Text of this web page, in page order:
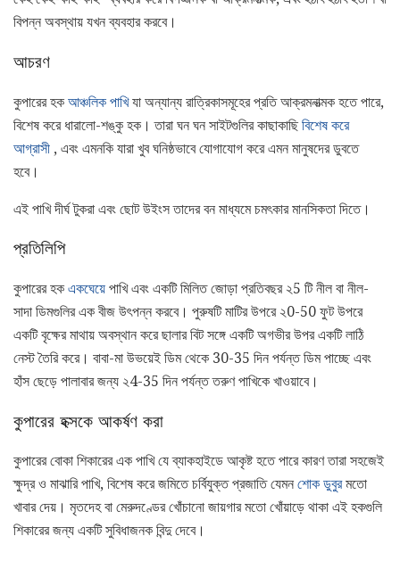
বিপন্ন অবস্থায় যখন ব্যবহার করবে।
আচরণ
কুপারের হক আঞ্চলিক পাখিযা অন্যান্য রাত্রিকাসমূহের প্রতি আক্রমনাত্মক হতে পারে,
বিশেষ করে ধারালো-শঙ্কু হক। তারা ঘন ঘন সাইটগুলির কাছাকাছিবিশেষ করে
আগ্রাসী , এবং এমনকি যারা খুব ঘনিষ্ঠভাবে যোগাযোগ করে এমন মানুষদের ডুবতে
হবে।
এই পাখি দীর্ঘ টুকরা এবং ছোট উইংস তাদের বন মাধ্যমে চমৎকার মানসিকতা দিতে।
প্রতিলিপি
কুপারের হক একঘেয়ে পাখি এবং একটি মিলিত জোড়া প্রতিবছর ২5 টি নীল বা নীল-
সাদা ডিমগুলির এক বীজ উৎপন্ন করবে। পুরুষটি মাটির উপরে ২0-50 ফুট উপরে
একটি বৃক্ষের মাথায় অবস্থান করে ছালার বিট সঙ্গে একটি অগভীর উপর একটি লাঠি
নেস্ট তৈরি করে। বাবা-মা উভয়েই ডিম থেকে 30-35 দিন পর্যন্ত ডিম পাচ্ছে এবং
হাঁস ছেড়ে পালাবার জন্য ২4-35 দিন পর্যন্ত তরুণ পাখিকে খাওয়াবে।
কুপারের হক্সকে আকর্ষণ করা
কুপারের বোকা শিকারের এক পাখি যে ব্যাকহাইডে আকৃষ্ট হতে পারে কারণ তারা সহজেই
ক্ষুদ্র ও মাঝারি পাখি, বিশেষ করে জমিতে চর্বিযুক্ত প্রজাতি যেমন শোক ডুবুরমতো
খাবার দেয়। মৃতদেহ বা মেরুদণ্ডের খোঁচানো জায়গার মতো খোঁয়াড়ে থাকা এই হকগুলি
শিকারের জন্য একটি সুবিধাজনক বিন্দু দেবে।